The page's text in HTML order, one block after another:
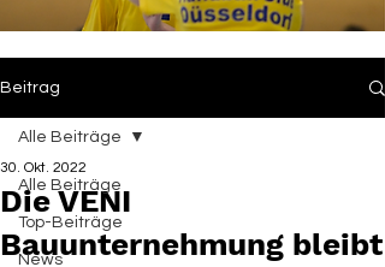
Beitrag
Alle Beiträge
Top-Beiträge
News
Alle Beiträge
Die VENI
Bauunternehmung bleibt
30. Okt. 2022